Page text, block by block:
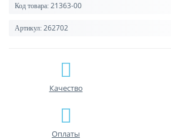
Код товара: 21363-00
Артикул: 262702
Качество
Оплаты